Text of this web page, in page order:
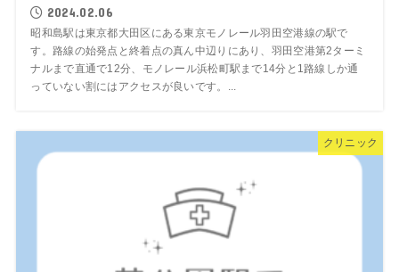
2024.02.06
昭和島駅は東京都大田区にある東京モノレール羽田空港線の駅で
す。路線の始発点と終着点の真ん中辺りにあり、羽田空港第2ターミ
ナルまで直通で12分、モノレール浜松町駅まで14分と1路線しか通
っていない割にはアクセスが良いです。...
クリニック